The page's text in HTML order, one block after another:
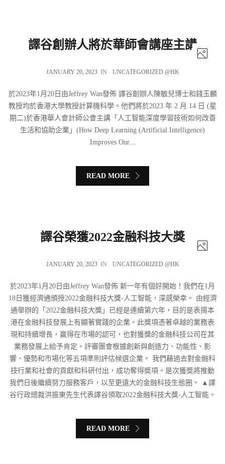
譯谷創辦人將於華師會講座主講
JANUARY 20, 2023 IN UNCATEGORIZED @HK
於2023年1月20日由Jeffrey Wan發佈 譯谷創辦人陳敏兒博士和錢玉麟
教授均於香港大學教授計算機科學。他們將於2023 年 2 月 14 日 (星
期二)於香港華人會計師公會主講「人工智能深度學習技術如何改善
生活和協助企業」(How Deep Learning (Artificial Intelligence)
Improves Our...
READ MORE
譯谷榮獲2022金融科技大獎
JANUARY 20, 2023 IN UNCATEGORIZED @HK
於2023年1月20日由Jeffrey Wan發佈 新一年有個好開始！我們在1月
18日獲經濟通頒授2022金融科技大獎-人工智能，深感榮幸。 由經濟
通舉辦的「2022金融科技大獎」已經是連續第六年，目的是表揚本
港在金融科技發展上有顯著實踐的企業。此獎項憑著卓越的業務表
現和持續增長，贏得在市場的認可，也對獲獎的金融科技公司在其
業務發展上給予肯定。評審團會根據創新與創造力、功能性、影
響、優勢和市場化等五項準則評估候選企業。 我們藉過去對金融科
技行業和社會的貢獻和科研付出，成功奪得奬項。是次獲奬將推動
我們日後繼續努力服務客戶，以至更遠大的金融科技生態圈。 ▲譯
谷行政總裁洪振東先生代表譯谷領取2022金融科技大獎-人工智能。
READ MORE